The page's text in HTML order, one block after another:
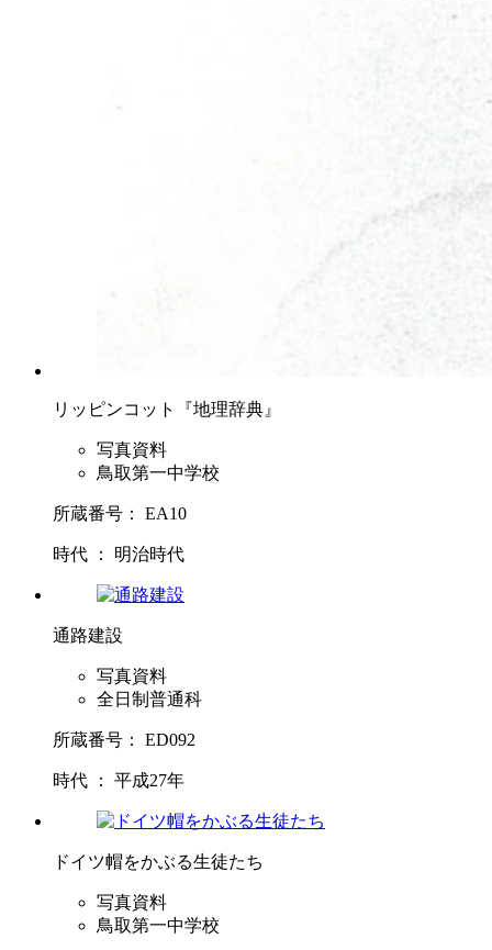
リッピンコット『地理辞典』
写真資料
鳥取第一中学校
所蔵番号： EA10
時代 ： 明治時代
通路建設
写真資料
全日制普通科
所蔵番号： ED092
時代 ： 平成27年
ドイツ帽をかぶる生徒たち
写真資料
鳥取第一中学校